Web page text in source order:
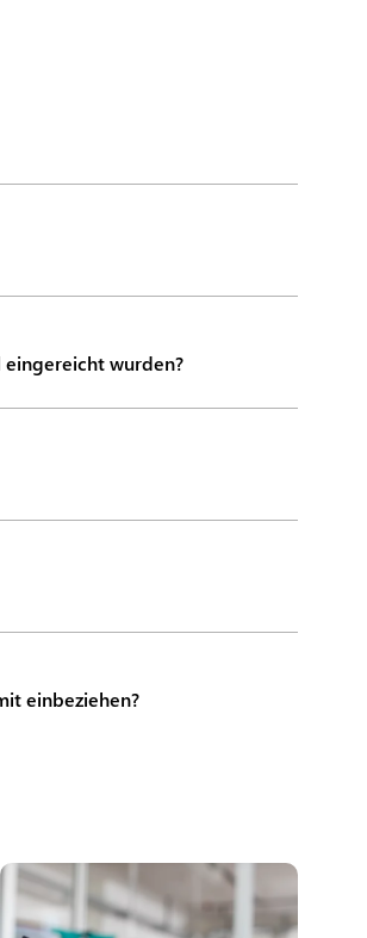
eingereicht wurden?
einbeziehen?